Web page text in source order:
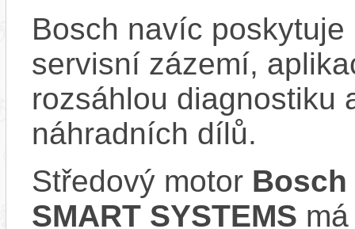
Bosch navíc
servisní zázemí,
rozsáhlou diagnostiku
náhradních dílů.
Středový motor Bosch
SMART SYSTEMS